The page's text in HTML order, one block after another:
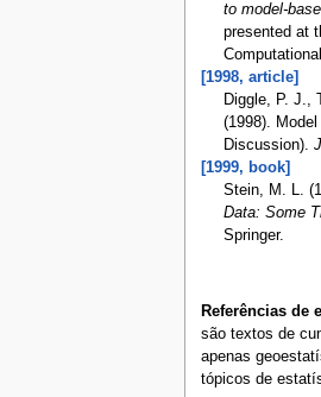
to model-
presented at
[1998, article]
Diggle, P. J.,
(1998).
Discussion).
[1999, book]
Stein, M. L.
Data: Some
Springer.
Referências de
são textos de
apenas
tópicos de